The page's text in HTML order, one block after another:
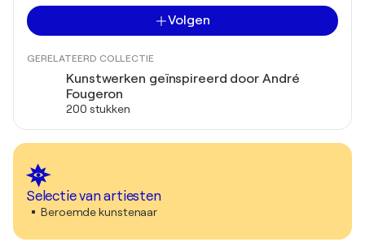
Volgen
GERELATEERD COLLECTIE
Kunstwerken geïnspireerd door André
Fougeron
200 stukken
Selectie van artiesten
Beroemde kunstenaar